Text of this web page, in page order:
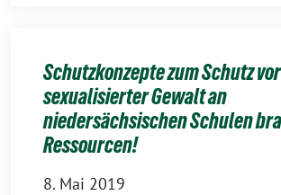
Schutzkonzepte zum Schutz vor
sexualisierter Gewalt an
niedersächsischen Schulen
Ressourcen!
8. Mai 2019